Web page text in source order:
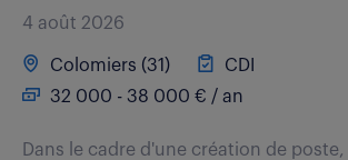
4 août 2026
Colomiers (31)
CDI
32 000 - 38 000 € / an
Dans le cadre d'une création de